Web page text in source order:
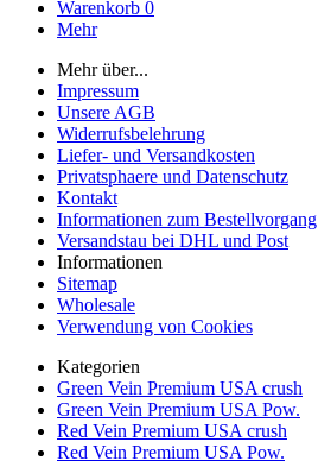
Warenkorb 0
Mehr
Mehr über...
Impressum
Unsere AGB
Widerrufsbelehrung
Liefer- und Versandkosten
Privatsphaere und Datenschutz
Kontakt
Informationen zum Bestellvorgang
Versandstau bei DHL und Post
Informationen
Sitemap
Wholesale
Verwendung von Cookies
Kategorien
Green Vein Premium USA crush
Green Vein Premium USA Pow.
Red Vein Premium USA crush
Red Vein Premium USA Pow.